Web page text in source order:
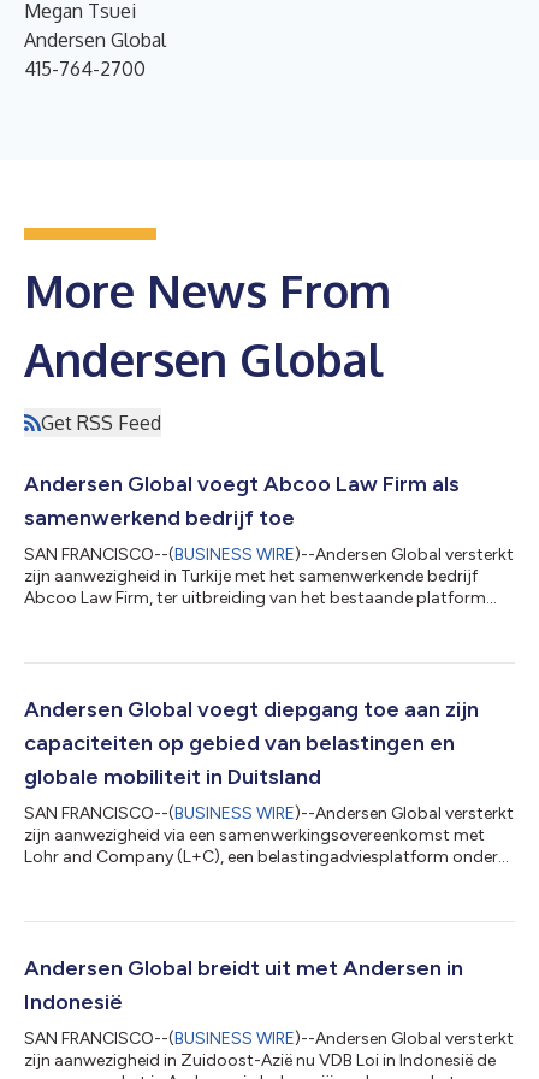
Megan Tsuei
Andersen Global
415-764-2700
More News From
Andersen Global
Get RSS Feed
Andersen Global voegt Abcoo Law Firm als
samenwerkend bedrijf toe
SAN FRANCISCO--(BUSINESS WIRE)--Andersen Global versterkt
zijn aanwezigheid in Turkije met het samenwerkende bedrijf
Abcoo Law Firm, ter uitbreiding van het bestaande platform
adviseert lokale en internationale klanten aan de hand van een
en M&A, vastgoed en bouw, oplossing van geschillen,
Andersen Global voegt diepgang toe aan zijn
capaciteiten op gebied van belastingen en
globale mobiliteit in Duitsland
SAN FRANCISCO--(BUSINESS WIRE)--Andersen Global versterkt
zijn aanwezigheid via een samenwerkingsovereenkomst met
Lohr and Company (L+C), een belastingadviesplatform onder
belasting, globale mobiliteit en verrekeningsprijzen. De
aanwezigheid in Oostenrijk. Het bedrijf geeft advies aan grote
Andersen Global breidt uit met Andersen in
Indonesië
SAN FRANCISCO--(BUSINESS WIRE)--Andersen Global versterkt
zijn aanwezigheid in Zuidoost-Azië nu VDB Loi in Indonesië de